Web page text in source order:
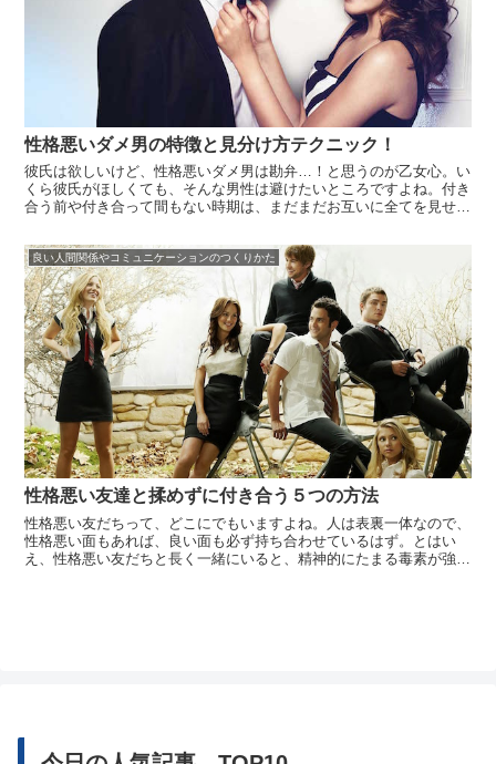
性格悪いダメ男の特徴と見分け方テクニック！
彼氏は欲しいけど、性格悪いダメ男は勘弁…！と思うのが乙女心。い
くら彼氏がほしくても、そんな男性は避けたいところですよね。付き
合う前や付き合って間もない時期は、まだまだお互いに全てを見せて
気づくことも多いもの。完全に気持ちが入ってからその事実が発覚し
た場合は、...
良い人間関係やコミュニケーションのつくりかた
性格悪い友達と揉めずに付き合う５つの方法
性格悪い友だちって、どこにでもいますよね。人は表裏一体なので、
性格悪い面もあれば、良い面も必ず持ち合わせているはず。とはい
え、性格悪い友だちと長く一緒にいると、精神的にたまる毒素が強す